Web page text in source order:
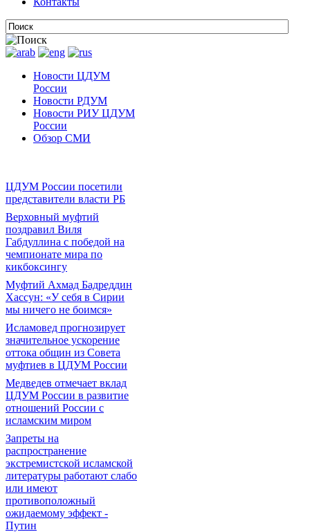
Новости ЦДУМ
России
Новости РДУМ
Новости РИУ ЦДУМ
России
Обзор СМИ
ЦДУМ России посетили
представители власти РБ
Верховный муфтий
поздравил Виля
Габдуллина с победой на
чемпионате мира по
кикбоксингу
Муфтий Ахмад Бадреддин
Хассун: «У себя в Сирии
мы ничего не боимся»
Исламовед прогнозирует
значительное ускорение
оттока общин из Совета
муфтиев в ЦДУМ России
Медведев отмечает вклад
ЦДУМ России в развитие
отношений России с
исламским миром
Запреты на
распространение
экстремистской исламской
литературы работают слабо
или имеют
противоположный
ожидаемому эффект -
Путин